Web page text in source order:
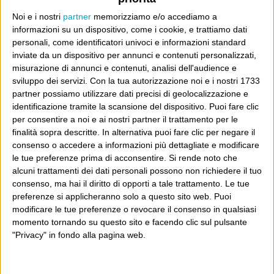
Noi e i nostri partner memorizziamo e/o accediamo a
informazioni su un dispositivo, come i cookie, e trattiamo dati
personali, come identificatori univoci e informazioni standard
inviate da un dispositivo per annunci e contenuti personalizzati,
misurazione di annunci e contenuti, analisi dell'audience e
sviluppo dei servizi. Con la tua autorizzazione noi e i nostri 1733
partner possiamo utilizzare dati precisi di geolocalizzazione e
identificazione tramite la scansione del dispositivo. Puoi fare clic
per consentire a noi e ai nostri partner il trattamento per le
finalità sopra descritte. In alternativa puoi fare clic per negare il
consenso o accedere a informazioni più dettagliate e modificare
le tue preferenze prima di acconsentire. Si rende noto che
alcuni trattamenti dei dati personali possono non richiedere il tuo
consenso, ma hai il diritto di opporti a tale trattamento. Le tue
preferenze si applicheranno solo a questo sito web. Puoi
modificare le tue preferenze o revocare il consenso in qualsiasi
momento tornando su questo sito e facendo clic sul pulsante
"Privacy" in fondo alla pagina web.
un progetto giornalistico che prosegue da oltre 16
anni, grazie a chi lo scopre, lo apprezza e lo
consiglia in giro.
Leggi il Post, magari ti piace
Luca Sofri Cartastampata,Vanity Fair Elton John
2 COMMENTI SU “THE PIANO
PLAYER”